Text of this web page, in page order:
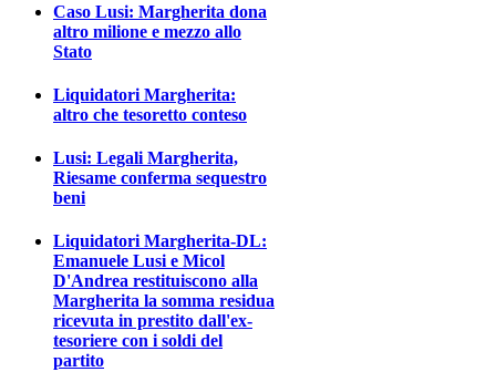
Caso Lusi: Margherita dona
altro milione e mezzo allo
Stato
Liquidatori Margherita:
altro che tesoretto conteso
Lusi: Legali Margherita,
Riesame conferma sequestro
beni
Liquidatori Margherita-DL:
Emanuele Lusi e Micol
D'Andrea restituiscono alla
Margherita la somma residua
ricevuta in prestito dall'ex-
tesoriere con i soldi del
partito